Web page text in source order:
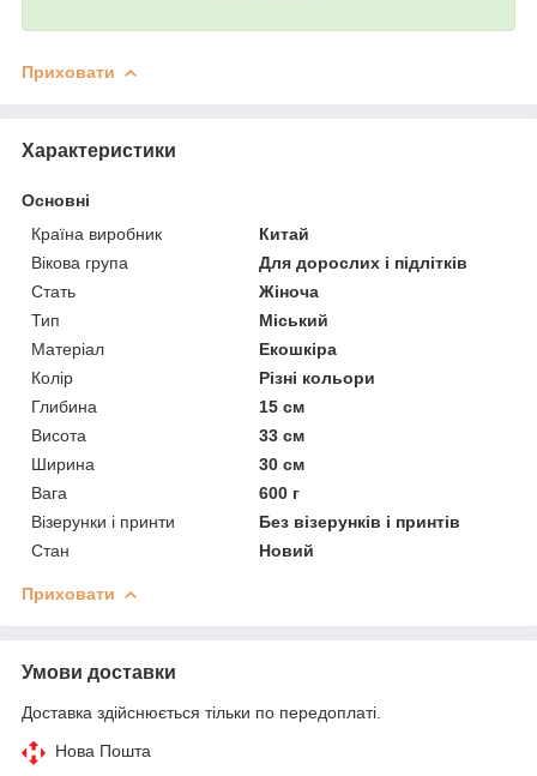
Приховати
Характеристики
Основні
Країна виробник
Китай
Вікова група
Для дорослих і підлітків
Стать
Жіноча
Тип
Міський
Матеріал
Екошкіра
Колір
Різні кольори
Глибина
15 см
Висота
33 см
Ширина
30 см
Вага
600 г
Візерунки і принти
Без візерунків і принтів
Стан
Новий
Приховати
Умови доставки
Доставка здійснюється тільки по передоплаті.
Нова Пошта